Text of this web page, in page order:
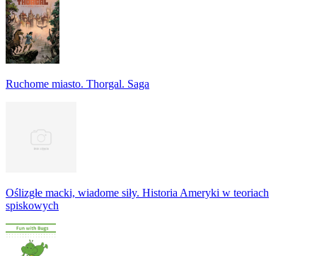
Ruchome miasto. Thorgal. Saga
Oślizgłe macki, wiadome siły. Historia Ameryki w teoriach
spiskowych